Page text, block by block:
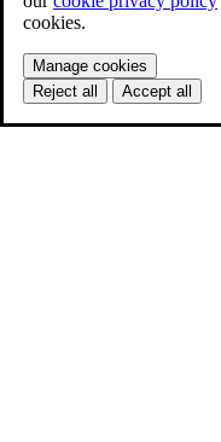
cookies.
Manage cookies
Reject all
Accept all